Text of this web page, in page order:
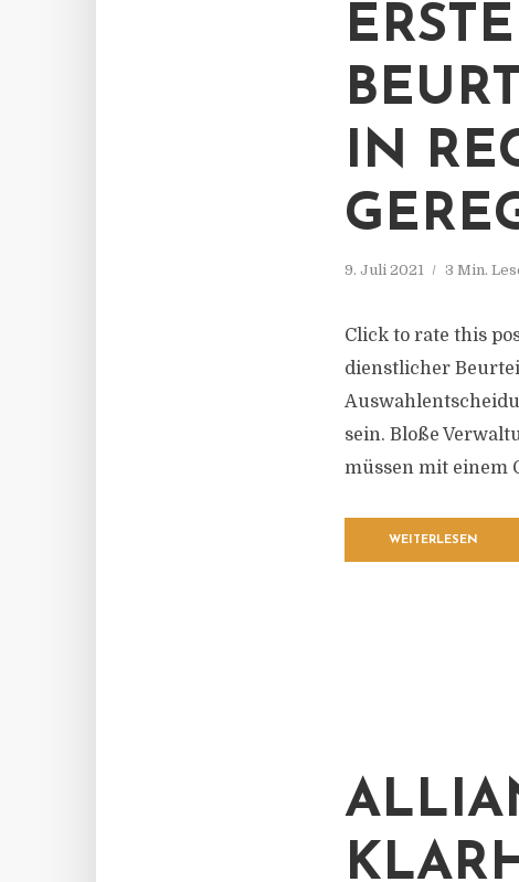
IN
9. Juli 2021 3 Min.
Click to rate this
dienstlicher
sein. Bloße
müssen mit einem
WEITERLESEN